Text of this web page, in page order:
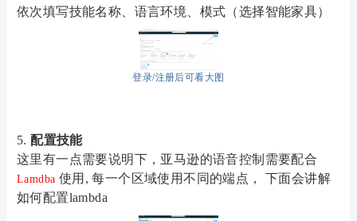
依次填写技能名称、语言环境、模式（选择智能家具）
登录/注册后可看大图
5.配置技能
这里有一点需要说明下，亚马逊的语音控制需要配合
Lamdba 使用, 每一个区域使用不同的端点， 下面会讲解
如何配置lambda